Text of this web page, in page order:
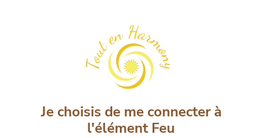
Je choisis de me connecter à
l'élément Feu